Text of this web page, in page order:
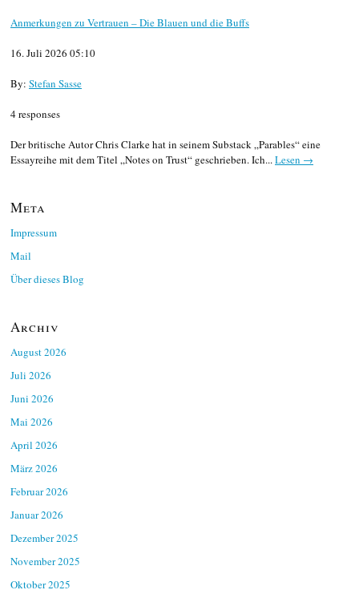
Anmerkungen zu Vertrauen – Die Blauen und die Buffs
16. Juli 2026 05:10
By: Stefan Sasse
4 responses
Der britische Autor Chris Clarke hat in seinem Substack „Parables“ eine
Essayreihe mit dem Titel „Notes on Trust“ geschrieben. Ich...Lesen →
Meta
Impressum
Mail
Über dieses Blog
Archiv
August 2026
Juli 2026
Juni 2026
Mai 2026
April 2026
März 2026
Februar 2026
Januar 2026
Dezember 2025
November 2025
Oktober 2025